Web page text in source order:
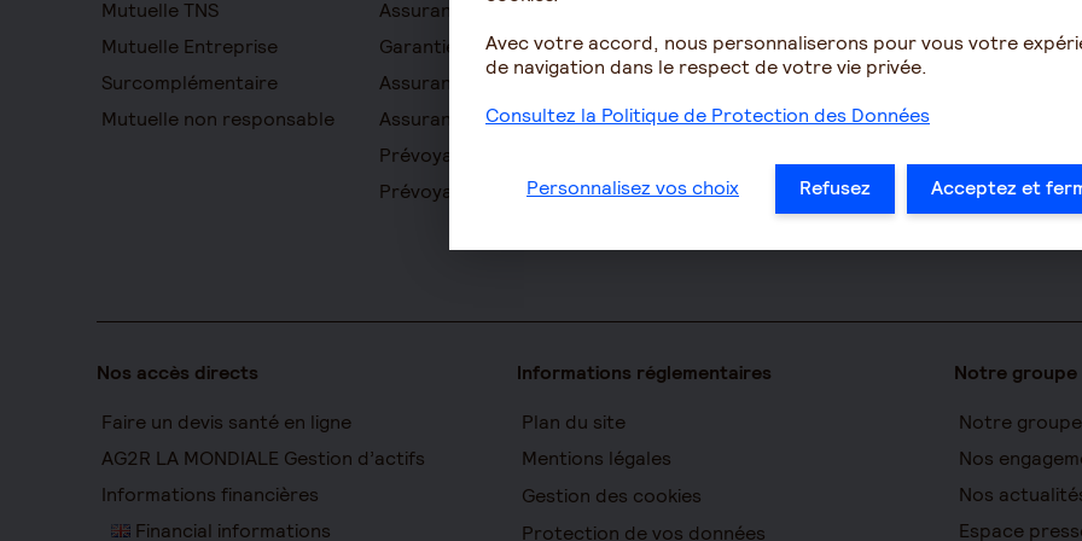
Mutuelle TNS
Mutuelle Entreprise
Surcomplémentaire
Mutuelle non responsable
Assurance obsèques
Garantie Protection Accident
Assurance prévoyance TNS
Assurance homme clé
Prévoyance entreprise
Prévoyance cadre
PERO
PEE
Contrat de capitalisation
Les
Les
pour les
Nos accès directs
Faire un devis santé en ligne
AG2R LA MONDIALE Gestion d’actifs
Informations financières
Financial informations
Informations réglementaires
Plan du site
Mentions légales
Gestion des cookies
Protection de vos données
Notre groupe
Notre groupe
Nos
Nos
Espace
Avec votre accord, nous personnaliserons pour vous votre
de navigation dans le respect de votre vie privée.
Consultez la Politique de Protection des Données
Personnalisez vos choix Refusez Acceptez et